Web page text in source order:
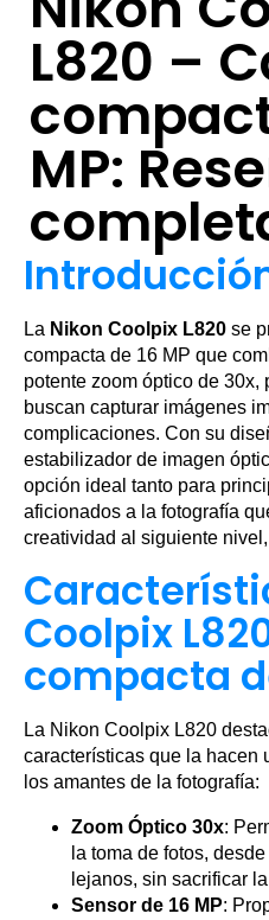
L820 –
MP:
La Nikon Coolpix L820 se
compacta de 16 MP que
potente zoom óptico de 30x,
buscan capturar imágenes
complicaciones. Con su
estabilizador de imagen
opción ideal tanto para
aficionados a la fotografía
creatividad al siguiente
Coolpix
compacta
La Nikon Coolpix L820
características que la hacen
los amantes de la fotografía:
Zoom Óptico 30x:
la toma de fotos,
lejanos, sin sacrificar
Sensor de 16 MP: